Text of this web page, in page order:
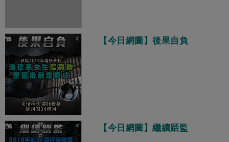
【今日網圖】後果自負
【今日網圖】繼續踎監